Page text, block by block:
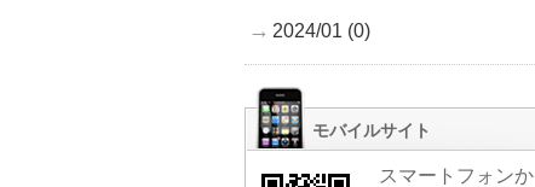
2024/01 (0)
モバイルサイト
スマートフォンか